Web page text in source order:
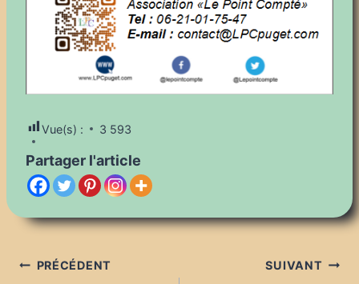
Vue(s) : 3 593
Partager l'article
Navigation
PRÉCÉDENT SUIVANT